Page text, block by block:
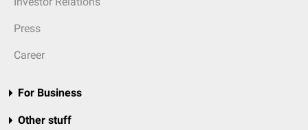
Press
Career
For Business
Other stuff